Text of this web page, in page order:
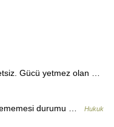
Gücü yetmez olan …
durumu …
Hukuk